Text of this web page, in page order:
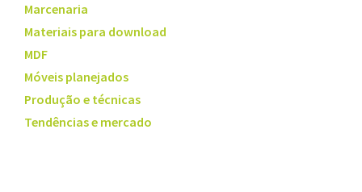
Marcenaria
Materiais para download
MDF
Móveis planejados
Produção e técnicas
Tendências e mercado